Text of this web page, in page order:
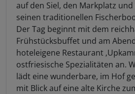
auf den Siel, den Markplatz
seinen traditionellen
Der Tag beginnt mit dem
Frühstücksbuffet und am
hoteleigene Restaurant
ostfriesische Spezialitäten an.
lädt eine wunderbare, im Hof
mit Blick auf eine alte Kirche